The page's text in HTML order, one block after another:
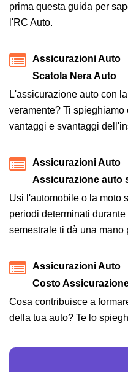
prima questa guida per
l'RC Auto.
Assicurazioni Auto
Scatola Nera Auto
L'assicurazione auto con
veramente? Ti
vantaggi e svantaggi
Assicurazioni Auto
Assicurazione auto
Usi l'automobile o la moto
periodi determinati
semestrale ti dà una mano
Assicurazioni Auto
Costo
Cosa contribuisce a
della tua auto? Te lo